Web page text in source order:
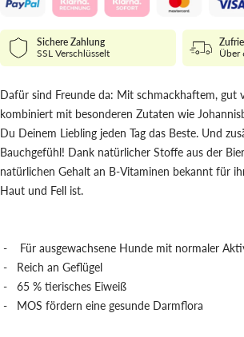
Sichere Zahlung
SSL Verschlüsselt
Über
Dafür sind Freunde da: Mit schmackhaftem, gut
kombiniert mit besonderen Zutaten wie
Du Deinem Liebling jeden Tag das Beste. Und
Bauchgefühl! Dank natürlicher Stoffe aus der
natürlichen Gehalt an B-Vitaminen bekannt für
Haut und Fell ist.
- Für ausgewachsene Hunde mit normaler
- Reich an Geflügel
- 65 % tierisches Eiweiß
- MOS fördern eine gesunde Darmflora